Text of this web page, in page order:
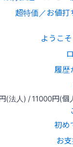
超特価／お値打
ようこそ
履歴
(法人) /11000円(個
初め
お